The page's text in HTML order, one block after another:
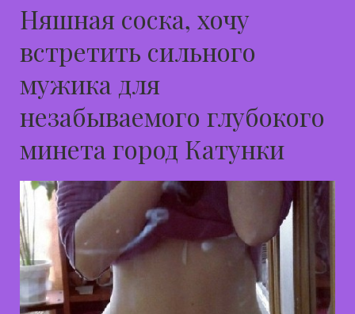
Няшная соска, хочу
встретить сильного
мужика для
незабываемого глубокого
минета город Катунки